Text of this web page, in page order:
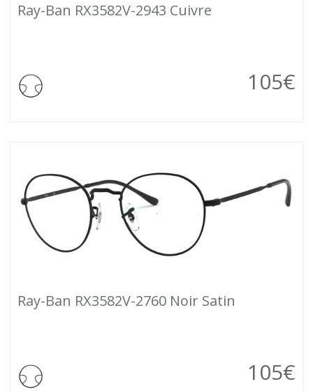
Ray-Ban RX3582V-2943 Cuivre
€
105
Ray-Ban RX3582V-2760 Noir Satin
€
105